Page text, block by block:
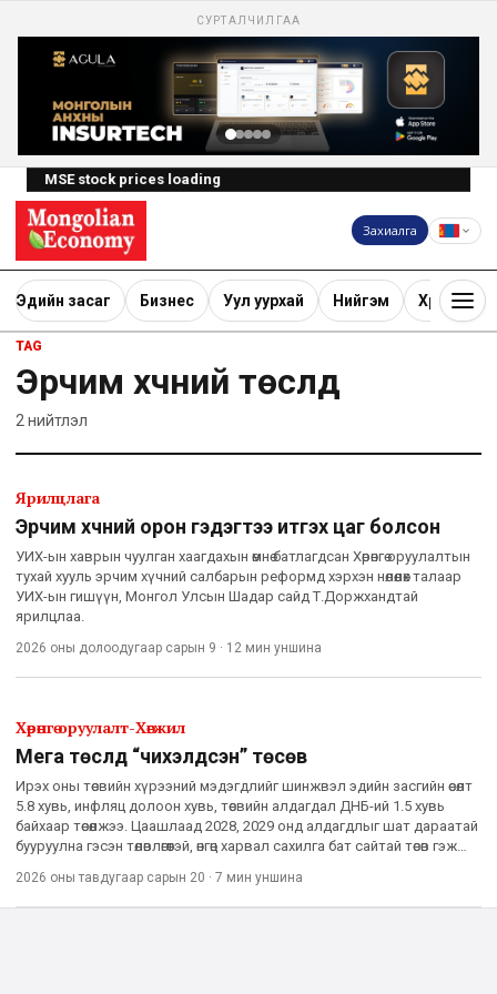
СУРТАЛЧИЛГАА
MSE stock prices loading
Захиалга
Эдийн засаг Бизнес Уул уурхай Нийгэм Хөрөнгө
TAG
Эрчим хүчний төслүүд
2 нийтлэл
Ярилцлага
Эрчим хүчний орон гэдэгтээ итгэх цаг болсон
УИХ-ын хаврын чуулган хаагдахын өмнө батлагдсан Хөрөнгө оруулалтын
тухай хууль эрчим хүчний салбарын реформд хэрхэн нөлөөлөх талаар
УИХ-ын гишүүн, Монгол Улсын Шадар сайд Т.Доржхандтай
ярилцлаа.
2026 оны долоодугаар сарын 9 · 12 мин уншина
Хөрөнгө оруулалт-Хөгжил
Мега төслүүд “чихэлдсэн” төсөв
Ирэх оны төсвийн хүрээний мэдэгдлийг шинжвэл эдийн засгийн өсөлт
5.8 хувь, инфляц долоон хувь, төсвийн алдагдал ДНБ-ий 1.5 хувь
байхаар төсөөлжээ. Цаашлаад 2028, 2029 онд алдагдлыг шат дараатай
бууруулна гэсэн төлөвлөгөөтэй, өнгөц харвал сахилга бат сайтай төсөв гэж
2026 оны тавдугаар сарын 20 · 7 мин уншина